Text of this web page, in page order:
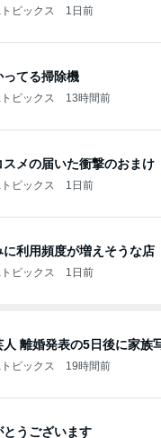
ピックス 1日前
ってる掃除機
ピックス 13時間前
スメの届いた衝撃のおまけ
ピックス 1日前
に利用頻度が増えそうな店
ピックス 1日前
人 離婚発表の5日後に家族
ピックス 19時間前
とうございます